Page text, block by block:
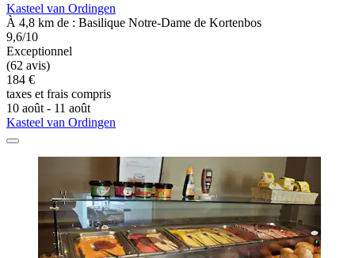
Kasteel van Ordingen
À 4,8 km de : Basilique Notre-Dame de Kortenbos
9,6/10
Exceptionnel
(62 avis)
184 €
taxes et frais compris
10 août - 11 août
Kasteel van Ordingen